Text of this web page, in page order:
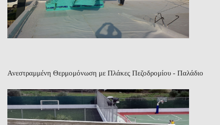
Ανεστραμμένη Θερμομόνωση με Πλάκες Πεζοδρομίου - Παλάδιο